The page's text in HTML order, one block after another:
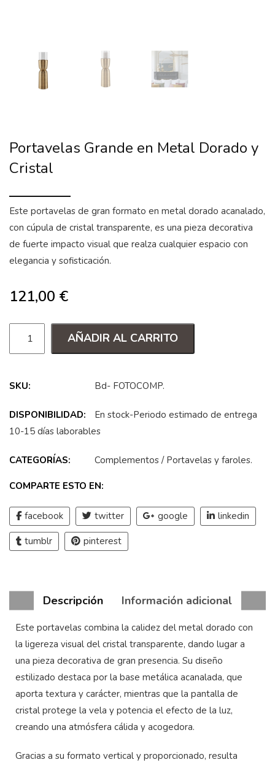
Portavelas Grande en Metal Dorado y
Cristal
Este portavelas de gran formato en metal dorado acanalado,
con cúpula de cristal transparente, es una pieza decorativa
de fuerte impacto visual que realza cualquier espacio con
elegancia y sofisticación.
121,00 €
AÑADIR AL CARRITO
SKU: Bd- FOTOCOMP.
DISPONIBILIDAD:
En stock-Periodo estimado de entrega
10-15 días laborables
CATEGORÍAS: Complementos / Portavelas y faroles.
COMPARTE ESTO EN:
facebook twitter google linkedin
tumblr pinterest
Descripción Información adicional
Este portavelas combina la calidez del metal dorado con
la ligereza visual del cristal transparente, dando lugar a
una pieza decorativa de gran presencia. Su diseño
estilizado destaca por la base metálica acanalada, que
aporta textura y carácter, mientras que la pantalla de
cristal protege la vela y potencia el efecto de la luz,
creando una atmósfera cálida y acogedora.
Gracias a su formato vertical y proporcionado, resulta